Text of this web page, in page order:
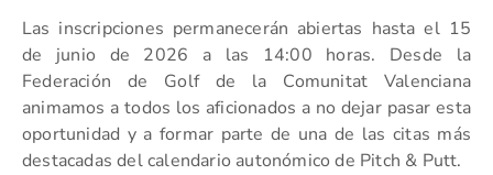
Las inscripciones permanecerán abiertas hasta el 15
de junio de 2026 a las 14:00 horas. Desde la
Federación de Golf de la Comunitat Valenciana
animamos a todos los aficionados a no dejar pasar esta
oportunidad y a formar parte de una de las citas más
destacadas del calendario autonómico de Pitch & Putt.